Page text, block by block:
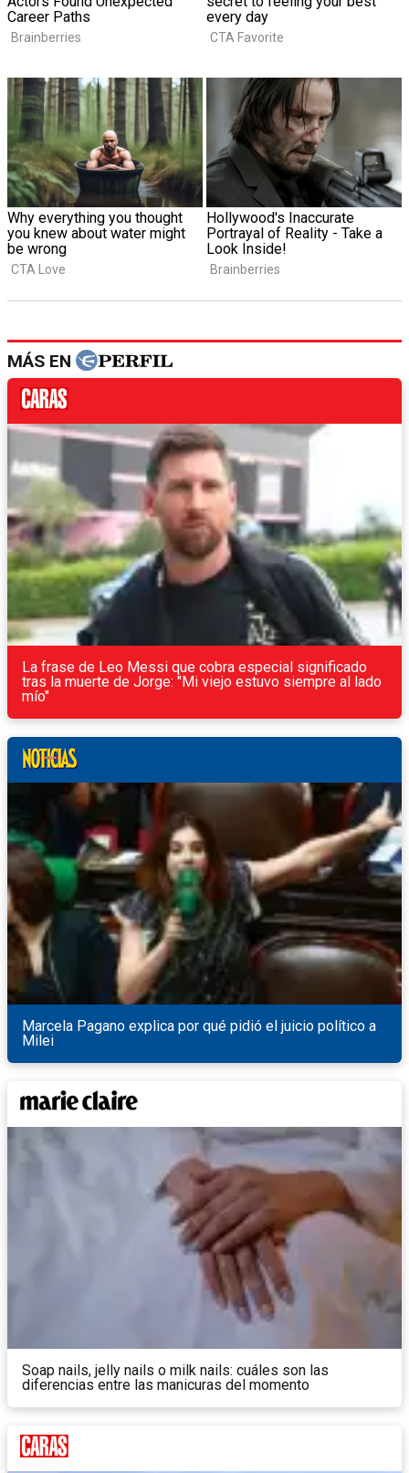
MÁS EN
La frase de Leo Messi que cobra especial significado
tras la muerte de Jorge: "Mi viejo estuvo siempre al lado
mío"
Marcela Pagano explica por qué pidió el juicio político a
Milei
Soap nails, jelly nails o milk nails: cuáles son las
diferencias entre las manicuras del momento